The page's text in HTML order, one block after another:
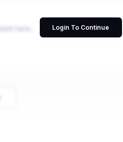
Login To Continue